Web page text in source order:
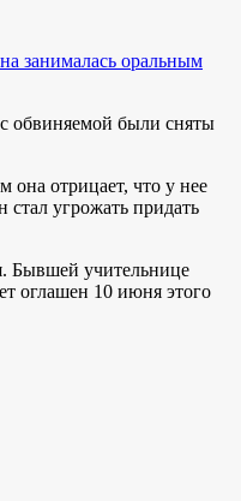
занималась оральным
обвиняемой были сняты
она отрицает, что у нее
угрожать придать
Бывшей учительнице
оглашен 10 июня этого